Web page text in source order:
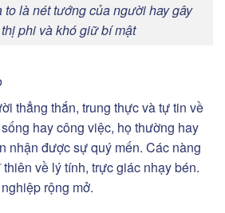
là nét tướng của người hay gây
phi và khó giữ bí mật
thẳng thắn, trung thực và tự tin về
hay công việc, họ thường hay
nhận được sự quý mến. Các nàng
về lý tính, trực giác nhạy bén.
rộng mở.